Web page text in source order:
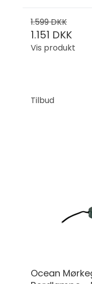
1.599 DKK
1.151 DKK
Vis produkt
Tilbud
Ocean